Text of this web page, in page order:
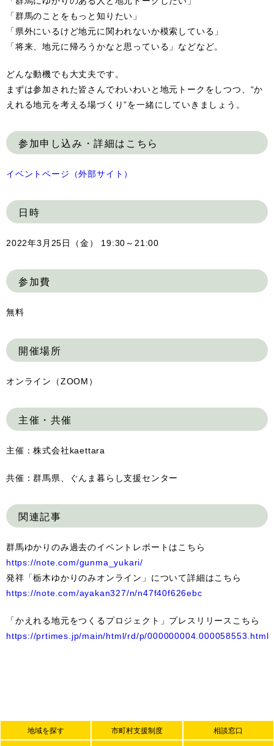
「群馬のことをもっと知りたい」
「県外にいるけど地元に関われないか模索している」
「将来、地元に帰ろうかなと思っている」などなど。
どんな動機でも大丈夫です。
まずは参加された皆さんでわいわいと地元トークをしつつ、“か
えれる地元を考える場づくり”を一緒にしていきましょう。
参加申し込み・詳細はこちら
イベントページ（外部サイト）
日時
2022年3月25日（金） 19:30～21:00
参加費
無料
開催場所
オンライン（ZOOM）
主催・共催
主催：株式会社kaettara
共催：群馬県、ぐんま暮らし支援センター
関連記事
群馬ゆかりのみ過去のイベントレポートはこちら
https://note.com/gunma_yukari/
発祥「栃木ゆかりのみオンライン」について詳細はこちら
https://note.com/ayakan327/n/n47f40f626ebc
「かえれる地元をつくるプロジェクト」プレスリリースこちら
https://prtimes.jp/main/html/rd/p/000000004.000058553.html
地域を探す 市町村支援制度 相談窓口